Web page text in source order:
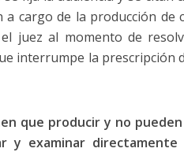
cargo de la producción de
juez al momento de
interrumpe la prescripción
que producir y no
y examinar directamente